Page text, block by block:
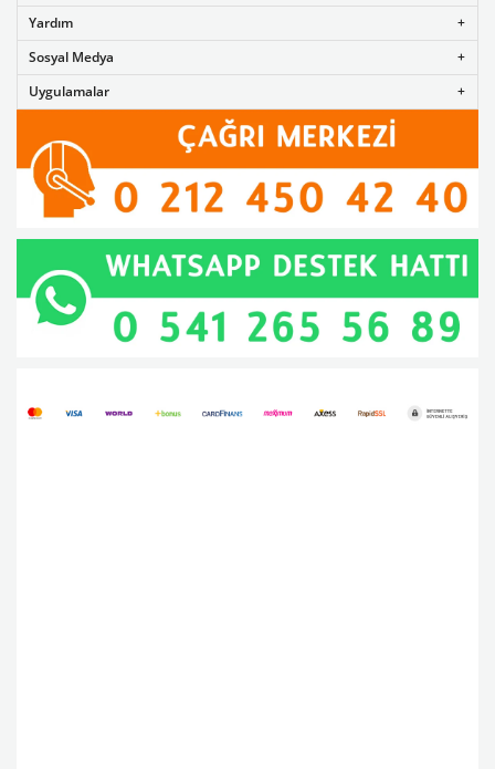
Yardım
Sosyal Medya
Uygulamalar